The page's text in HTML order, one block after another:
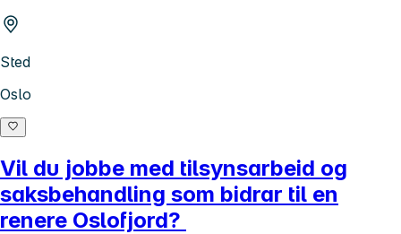
Sted
Oslo
Vil du jobbe med tilsynsarbeid og
saksbehandling som bidrar til en
renere Oslofjord?